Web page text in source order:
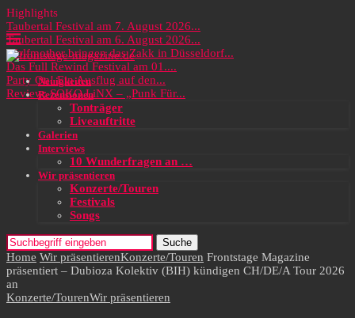
Highlights
Taubertal Festival am 7. August 2026...
Taubertal Festival am 6. August 2026...
Wolfmother bringen das Zakk in Düsseldorf...
Das Full Rewind Festival am 01....
Party On! Ein Ausflug auf den...
Review: SOKO LiNX – „Punk Für...
Neuigkeiten
Rezensionen
Tonträger
Liveauftritte
Galerien
Interviews
10 Wunderfragen an …
Wir präsentieren
Konzerte/Touren
Festivals
Songs
Suche
Home Wir präsentierenKonzerte/Touren Frontstage Magazine
präsentiert – Dubioza Kolektiv (BIH) kündigen CH/DE/A Tour 2026
an
Konzerte/TourenWir präsentieren